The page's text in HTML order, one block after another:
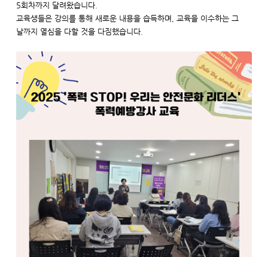
5회차까지 달려왔습니다.
교육생들은 강의를 통해 새로운 내용을 습득하며, 교육을 이수하는 그
날까지 열심을 다할 것을 다짐했습니다.